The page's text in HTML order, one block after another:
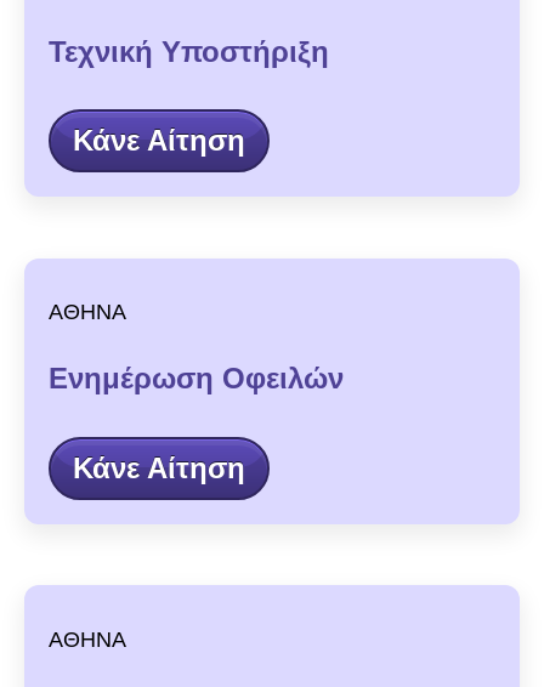
Τεχνική Υποστήριξη
Κάνε Αίτηση
ΑΘΗΝΑ
Ενημέρωση Οφειλών
Κάνε Αίτηση
ΑΘΗΝΑ